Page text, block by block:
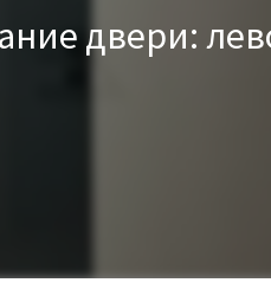
двери: